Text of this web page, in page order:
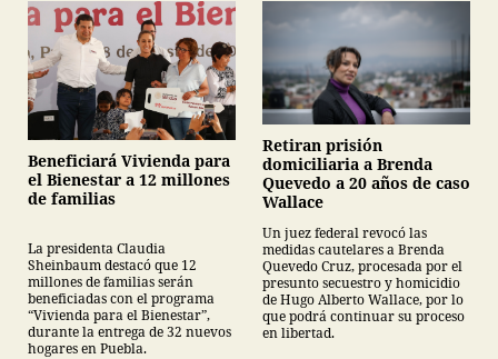
Beneficiará Vivienda para
el Bienestar a 12 millones
de familias
La presidenta Claudia
Sheinbaum destacó que 12
millones de familias serán
beneficiadas con el programa
“Vivienda para el Bienestar”,
durante la entrega de 32 nuevos
hogares en Puebla.
Retiran prisión
domiciliaria a Brenda
Quevedo a 20 años de caso
Wallace
Un juez federal revocó las
medidas cautelares a Brenda
Quevedo Cruz, procesada por el
presunto secuestro y homicidio
de Hugo Alberto Wallace, por lo
que podrá continuar su proceso
en libertad.